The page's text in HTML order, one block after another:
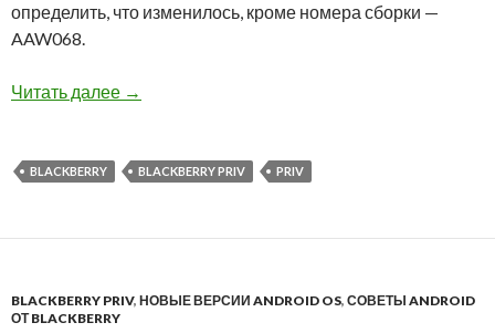
определить, что изменилось, кроме номера сборки —
AAW068.
Читать далее BlackBerry PRIV получил обновление до
→
BLACKBERRY BLACKBERRY PRIV PRIV
BLACKBERRY PRIV, НОВЫЕ ВЕРСИИ ANDROID OS, СОВЕТЫ ANDROID
ОТ BLACKBERRY